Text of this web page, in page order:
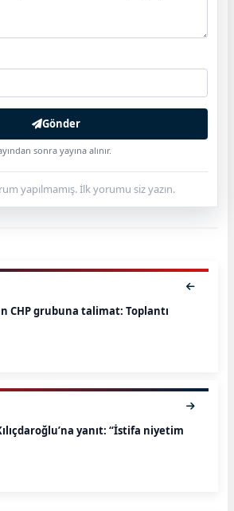
Gönder
sonra yayına alınır.
yapılmamış. İlk yorumu siz yazın.
CHP grubuna talimat: Toplantı
yanıt: “İstifa niyetim